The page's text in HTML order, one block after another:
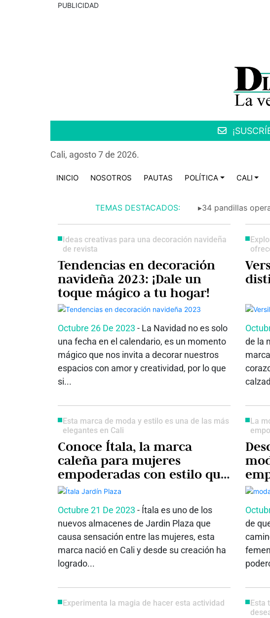
PUBLICIDAD
Cali, agosto 7 de 2026.
INICIO NOSOTROS PAUTAS POLÍTICA CALI
TEMAS DESTACADOS: ▸34 pandillas
Ideas creativas para una decoración navideña
de revista
Tendencias en decoración
navideña 2023: ¡Dale un
toque mágico a tu hogar!
Octubre 26 De 2023 - La Navidad no es solo
una fecha en el calendario, es un momento
mágico que nos invita a decorar nuestros
espacios con amor y creatividad, por lo que
si...
de la
Esta marca de moda y estilo es una de las más
elegantes en Cali
Conoce Ítala, la marca
caleña para mujeres
empoderadas con estilo que
aterrizó en Jardín Plaza
Octubre 21 De 2023 - Ítala es uno de los
nuevos almacenes de Jardin Plaza que
causa sensación entre las mujeres, esta
marca nació en Cali y desde su creación ha
logrado...
La
de
Experimenta la magia de hacer esta actividad
Esta